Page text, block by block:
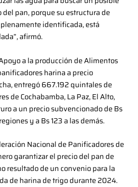
pan, porque su estructura de
identificada, está
afirmó.
a la producción de Alimentos
harina a precio
entregó 667.192 quintales de
de Cochabamba, La Paz, El Alto,
a un precio subvencionado de Bs
y a Bs 123 a las demás.
Nacional de Panificadores de
garantizar el precio del pan de
resultado de un convenio para la
de harina de trigo durante 2024.